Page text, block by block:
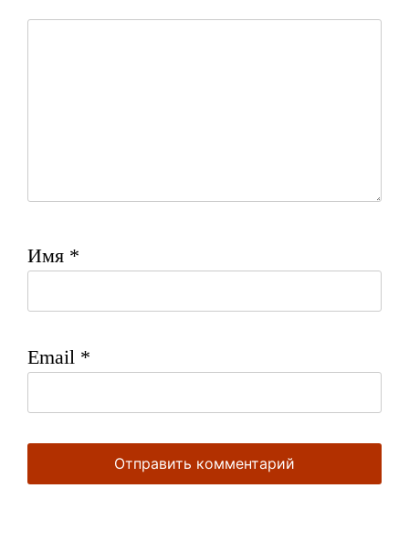
Имя *
Email *